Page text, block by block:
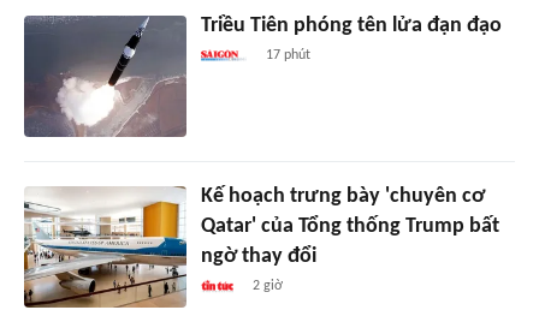
Triều Tiên phóng tên lửa đạn đạo
17 phút
Kế hoạch trưng bày 'chuyên cơ
Qatar' của Tổng thống Trump bất
ngờ thay đổi
2 giờ